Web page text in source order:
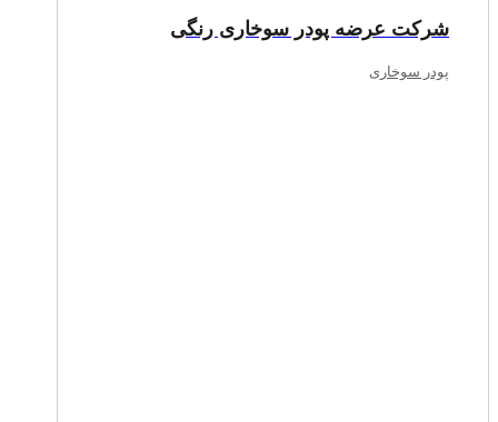
شرکت عرضه پودر سوخاری رنگی
پودر سوخاری